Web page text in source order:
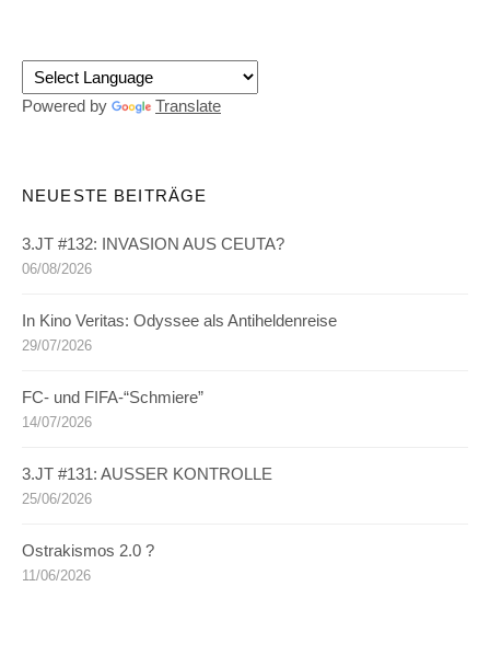
Powered by Translate
NEUESTE BEITRÄGE
3.JT #132: INVASION AUS CEUTA?
06/08/2026
In Kino Veritas: Odyssee als Antiheldenreise
29/07/2026
FC- und FIFA-“Schmiere”
14/07/2026
3.JT #131: AUSSER KONTROLLE
25/06/2026
Ostrakismos 2.0 ?
11/06/2026